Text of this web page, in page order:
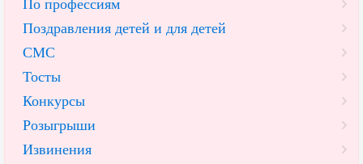
По профессиям
Поздравления детей и для детей
СМС
Тосты
Конкурсы
Розыгрыши
Извинения